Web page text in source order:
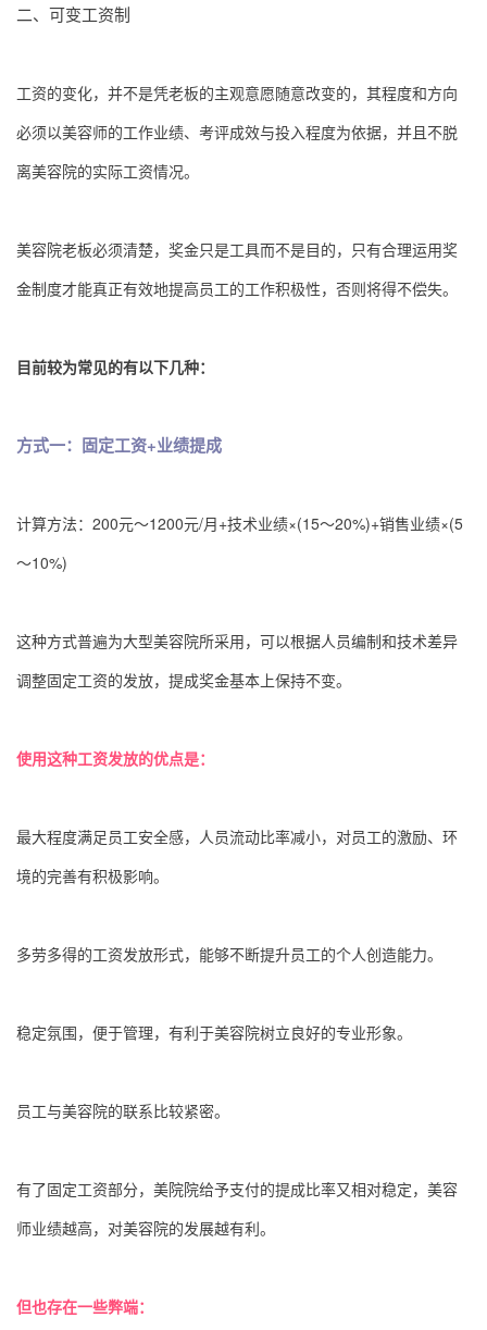
二、可变工资制
工资的变化，并不是凭老板的主观意愿随意改变的，其程度和方向
必须以美容师的工作业绩、考评成效与投入程度为依据，并且不脱
离美容院的实际工资情况。
美容院老板必须清楚，奖金只是工具而不是目的，只有合理运用奖
金制度才能真正有效地提高员工的工作积极性，否则将得不偿失。
目前较为常见的有以下几种：
方式一：固定工资+业绩提成
计算方法：200元～1200元/月+技术业绩×(15～20%)+销售业绩×(5
～10%)
这种方式普遍为大型美容院所采用，可以根据人员编制和技术差异
调整固定工资的发放，提成奖金基本上保持不变。
使用这种工资发放的优点是：
最大程度满足员工安全感，人员流动比率减小，对员工的激励、环
境的完善有积极影响。
多劳多得的工资发放形式，能够不断提升员工的个人创造能力。
稳定氛围，便于管理，有利于美容院树立良好的专业形象。
员工与美容院的联系比较紧密。
有了固定工资部分，美院院给予支付的提成比率又相对稳定，美容
师业绩越高，对美容院的发展越有利。
但也存在一些弊端：